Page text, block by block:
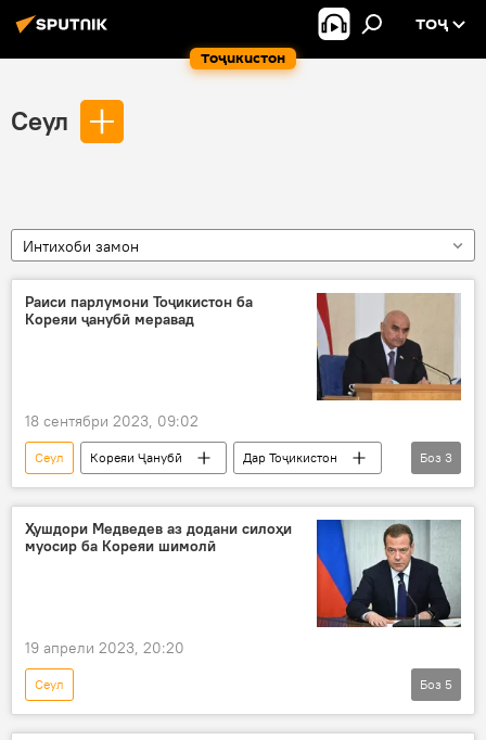
Тоҷикистон
ТОҶ
Сеул
Интихоби замон
Раиси парлумони Тоҷикистон ба
Кореяи ҷанубӣ меравад
18 сентябри 2023, 09:02
Сеул Кореяи Ҷанубӣ
Дар Тоҷикистон
Сиёсат
ҳамкорӣ
Маҷлиси намояндагон
Боз 3
Ҳушдори Медведев аз додани силоҳи
муосир ба Кореяи шимолӣ
19 апрели 2023, 20:20
Сеул
Амалиёти вижаи Русия барои ҳимояи Донбасс: охирин хабарҳо
Боз 5